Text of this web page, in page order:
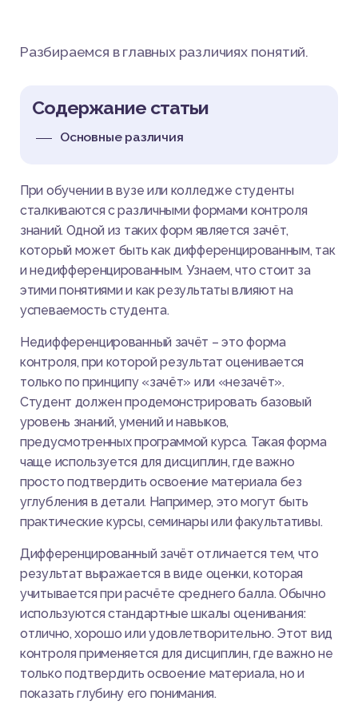
Разбираемся в главных различиях понятий.
Содержание статьи
Основные различия
При обучении в вузе или колледже студенты
сталкиваются с различными формами контроля
знаний. Одной из таких форм является зачёт,
который может быть как дифференцированным, так
и недифференцированным. Узнаем, что стоит за
этими понятиями и как результаты влияют на
успеваемость студента.
Недифференцированный зачёт – это форма
контроля, при которой результат оценивается
только по принципу «зачёт» или «незачёт».
Студент должен продемонстрировать базовый
уровень знаний, умений и навыков,
предусмотренных программой курса. Такая форма
чаще используется для дисциплин, где важно
просто подтвердить освоение материала без
углубления в детали. Например, это могут быть
практические курсы, семинары или факультативы.
Дифференцированный зачёт отличается тем, что
результат выражается в виде оценки, которая
учитывается при расчёте среднего балла. Обычно
используются стандартные шкалы оценивания:
отлично, хорошо или удовлетворительно. Этот вид
контроля применяется для дисциплин, где важно не
только подтвердить освоение материала, но и
показать глубину его понимания.